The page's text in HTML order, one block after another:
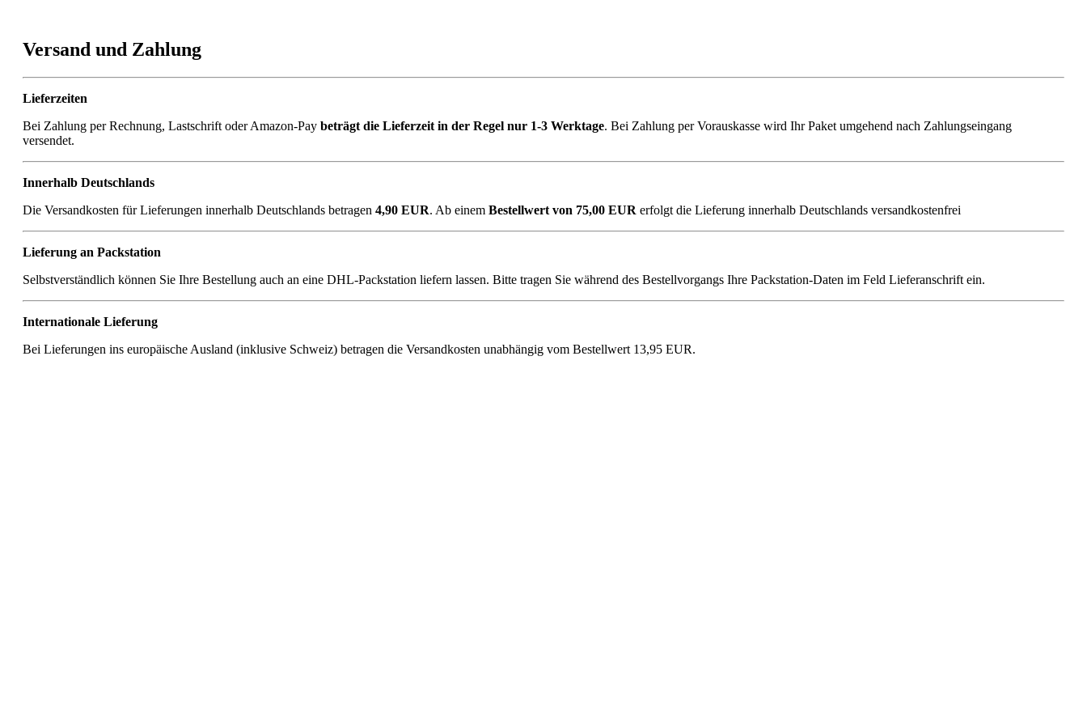
Versand und Zahlung
Lieferzeiten
Bei Zahlung per Rechnung, Lastschrift oder Amazon-Pay beträgt die Lieferzeit in der Regel nur 1-3 Werktage. Bei Zahlung per Vorauskasse wird Ihr Paket umgehend nach Zahlungseingang
versendet.
Innerhalb Deutschlands
Die Versandkosten für Lieferungen innerhalb Deutschlands betragen 4,90 EUR. Ab einem Bestellwert von 75,00 EUR erfolgt die Lieferung innerhalb Deutschlands versandkostenfrei
Lieferung an Packstation
Selbstverständlich können Sie Ihre Bestellung auch an eine DHL-Packstation liefern lassen. Bitte tragen Sie während des Bestellvorgangs Ihre Packstation-Daten im Feld Lieferanschrift ein.
Internationale Lieferung
Bei Lieferungen ins europäische Ausland (inklusive Schweiz) betragen die Versandkosten unabhängig vom Bestellwert 13,95 EUR.